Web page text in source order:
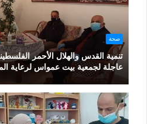
صحة
تنمية القدس والهلال الأحمر
عاجلة لجمعية بيت عمواس لرعاية